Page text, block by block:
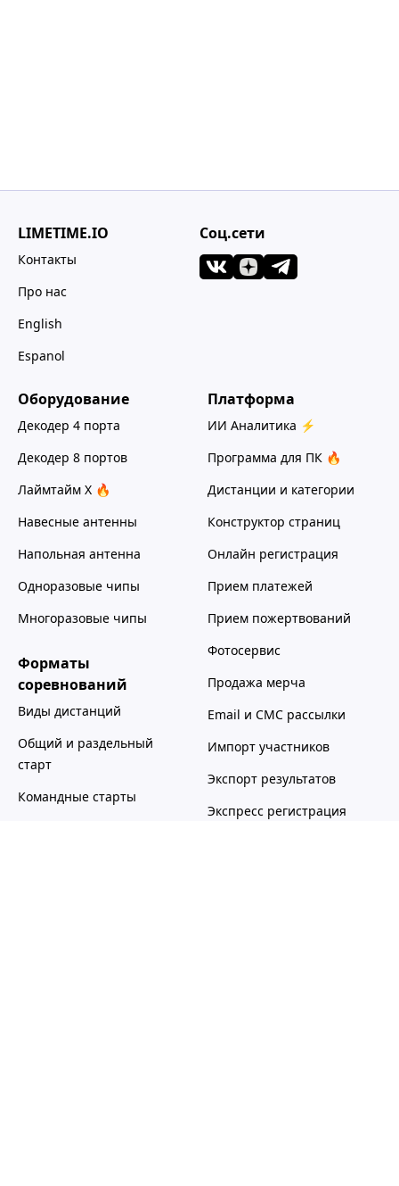
LIMETIME.IO
Контакты
Про нас
Соц.сети
English
Espanol
Оборудование
Декодер 4 порта
Декодер 8 портов
Лаймтайм Х 🔥
Навесные антенны
Напольная антенна
Одноразовые чипы
Многоразовые чипы
Форматы
соревнований
Виды дистанций
Общий и раздельный
старт
Командные старты
Платформа
ИИ Аналитика ⚡
Программа для ПК 🔥
Дистанции и категории
Конструктор страниц
Онлайн регистрация
Прием платежей
Прием пожертвований
Фотосервис
Продажа мерча
Email и СМС рассылки
Импорт участников
Экспорт результатов
Экспресс регистрация